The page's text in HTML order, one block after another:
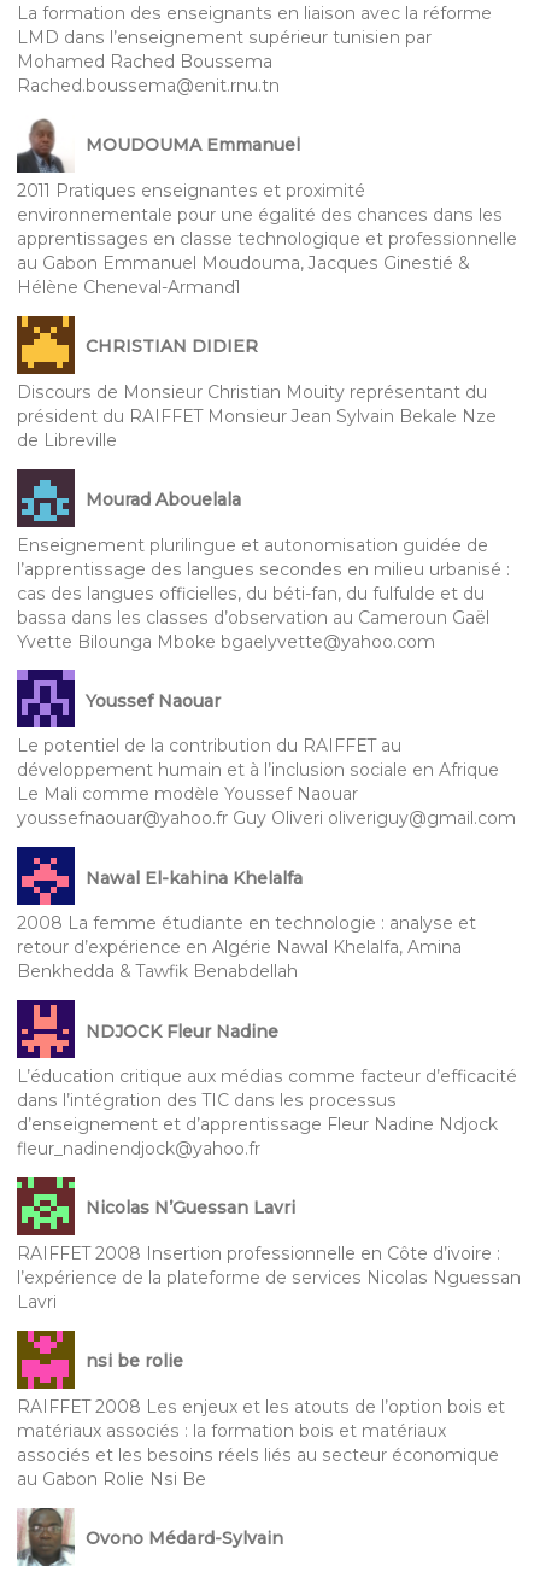
La formation des enseignants en liaison avec la réforme
LMD dans l’enseignement supérieur tunisien par
Mohamed Rached Boussema
Rached.boussema@enit.rnu.tn
MOUDOUMA Emmanuel
2011 Pratiques enseignantes et proximité
environnementale pour une égalité des chances dans les
apprentissages en classe technologique et professionnelle
au Gabon Emmanuel Moudouma, Jacques Ginestié &
Hélène Cheneval-Armand1
CHRISTIAN DIDIER
Discours de Monsieur Christian Mouity représentant du
président du RAIFFET Monsieur Jean Sylvain Bekale Nze
de Libreville
Mourad Abouelala
Enseignement plurilingue et autonomisation guidée de
l’apprentissage des langues secondes en milieu urbanisé :
cas des langues officielles, du béti-fan, du fulfulde et du
bassa dans les classes d’observation au Cameroun Gaël
Yvette Bilounga Mboke bgaelyvette@yahoo.com
Youssef Naouar
Le potentiel de la contribution du RAIFFET au
développement humain et à l’inclusion sociale en Afrique
Le Mali comme modèle Youssef Naouar
youssefnaouar@yahoo.fr Guy Oliveri oliveriguy@gmail.com
Nawal El-kahina Khelalfa
2008 La femme étudiante en technologie : analyse et
retour d’expérience en Algérie Nawal Khelalfa, Amina
Benkhedda & Tawfik Benabdellah
NDJOCK Fleur Nadine
L’éducation critique aux médias comme facteur d’efficacité
dans l’intégration des TIC dans les processus
d’enseignement et d’apprentissage Fleur Nadine Ndjock
fleur_nadinendjock@yahoo.fr
Nicolas N’Guessan Lavri
RAIFFET 2008 Insertion professionnelle en Côte d’ivoire :
l’expérience de la plateforme de services Nicolas Nguessan
Lavri
nsi be rolie
RAIFFET 2008 Les enjeux et les atouts de l’option bois et
matériaux associés : la formation bois et matériaux
associés et les besoins réels liés au secteur économique
au Gabon Rolie Nsi Be
Ovono Médard-Sylvain